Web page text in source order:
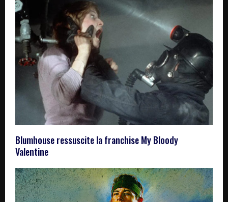
Blumhouse ressuscite la franchise My Bloody
Valentine